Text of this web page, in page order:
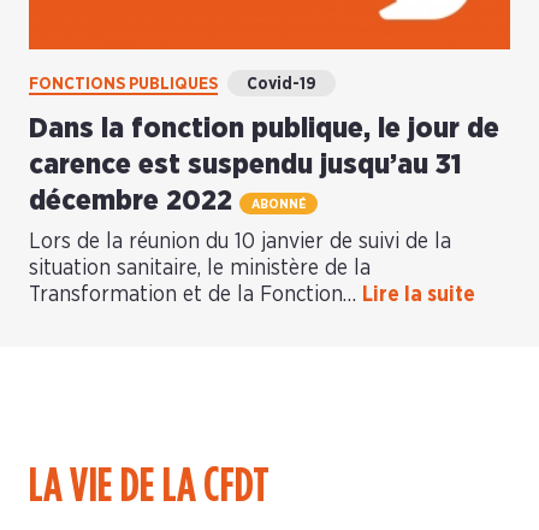
FONCTIONS PUBLIQUES Covid-19
Dans la fonction publique, le jour de
carence est suspendu jusqu’au 31
décembre 2022
ABONNÉ
Lors de la réunion du 10 janvier de suivi de la
situation sanitaire, le ministère de la
Transformation et de la Fonction… Lire la suite
LA VIE DE LA CFDT